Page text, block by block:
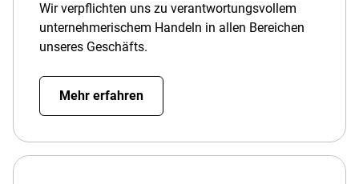
Wir verpflichten uns zu verantwortungsvollem
unternehmerischem Handeln in allen Bereichen
unseres Geschäfts.
Mehr erfahren